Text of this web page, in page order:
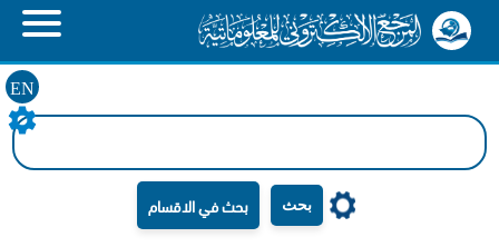
EN
بحث